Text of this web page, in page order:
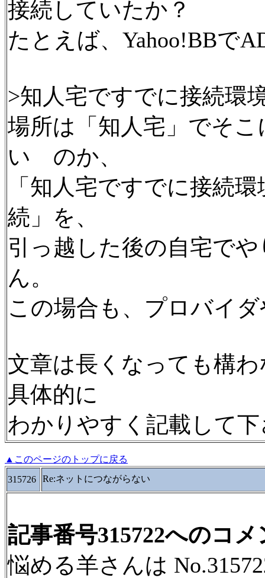
接続していたか？
たとえば、Yahoo!BBで
>知人宅ですでに接続環
場所は「知人宅」でそ
い のか、
「知人宅ですでに接続
続」を、
引っ越した後の自宅で
ん。
この場合も、プロバイ
文章は長くなっても構
具体的に
わかりやすく記載して
▲このページのトップに戻る
315726
Re:ネットにつながらない
記事番号315722へのコメ
悩める羊さんは